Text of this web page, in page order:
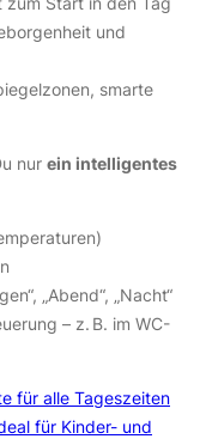
und
smarte
nur ein intelligentes
„Abend“, „Nacht“
– z. B. im WC-
für alle Tageszeiten
für Kinder- und